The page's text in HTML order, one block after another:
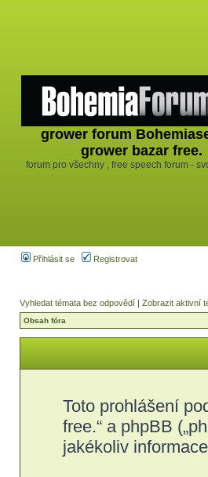
grower forum
grower bazar free.
forum pro všechny , free speech forum -
Přihlásit se Registrovat
Vyhledat témata bez odpovědí | Zobrazit aktivní
Obsah fóra
Toto prohlášení
free.“ a phpBB
jakékoliv